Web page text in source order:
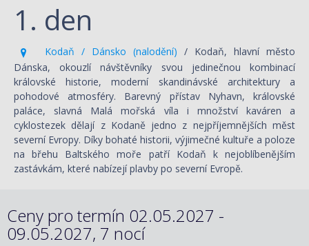
1. den
Kodaň / Dánsko (nalodění) / Kodaň, hlavní město
Dánska, okouzlí návštěvníky svou jedinečnou kombinací
královské historie, moderní skandinávské architektury a
pohodové atmosféry. Barevný přístav Nyhavn, královské
paláce, slavná Malá mořská víla i množství kaváren a
cyklostezek dělají z Kodaně jedno z nejpříjemnějších měst
severní Evropy. Díky bohaté historii, výjimečné kultuře a poloze
na břehu Baltského moře patří Kodaň k nejoblíbenějším
zastávkám, které nabízejí plavby po severní Evropě.
Ceny pro termín 02.05.2027 -
09.05.2027, 7 nocí